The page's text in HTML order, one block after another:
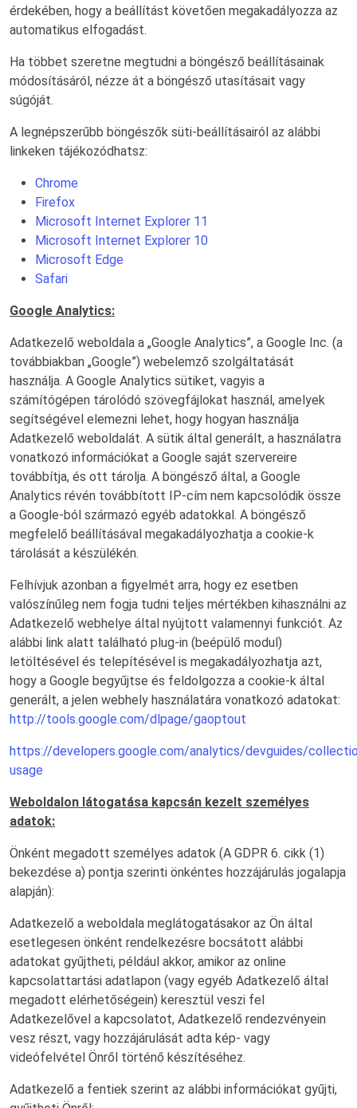
érdekében, hogy a beállítást követően megakadályozza az
automatikus elfogadást.
Ha többet szeretne megtudni a böngésző beállításainak
módosításáról, nézze át a böngésző utasításait vagy
súgóját.
A legnépszerűbb böngészők süti-beállításairól az alábbi
linkeken tájékozódhatsz:
Chrome
Firefox
Microsoft Internet Explorer 11
Microsoft Internet Explorer 10
Microsoft Edge
Safari
Google Analytics:
Adatkezelő weboldala a „Google Analytics”, a Google Inc. (a
továbbiakban „Google”) webelemző szolgáltatását
használja. A Google Analytics sütiket, vagyis a
számítógépen tárolódó szövegfájlokat használ, amelyek
segítségével elemezni lehet, hogy hogyan használja
Adatkezelő weboldalát. A sütik által generált, a használatra
vonatkozó információkat a Google saját szervereire
továbbítja, és ott tárolja. A böngésző által, a Google
Analytics révén továbbított IP-cím nem kapcsolódik össze
a Google-ból származó egyéb adatokkal. A böngésző
megfelelő beállításával megakadályozhatja a cookie-k
tárolását a készülékén.
Felhívjuk azonban a figyelmét arra, hogy ez esetben
valószínűleg nem fogja tudni teljes mértékben kihasználni az
Adatkezelő webhelye által nyújtott valamennyi funkciót. Az
alábbi link alatt található plug-in (beépülő modul)
letöltésével és telepítésével is megakadályozhatja azt,
hogy a Google begyűjtse és feldolgozza a cookie-k által
generált, a jelen webhely használatára vonatkozó adatokat:
http://tools.google.com/dlpage/gaoptout
https://developers.google.com/analytics/devguides/
usage
Weboldalon látogatása kapcsán kezelt személyes
adatok:
Önként megadott személyes adatok (A GDPR 6. cikk (1)
bekezdése a) pontja szerinti önkéntes hozzájárulás jogalapja
alapján):
Adatkezelő a weboldala meglátogatásakor az Ön által
esetlegesen önként rendelkezésre bocsátott alábbi
adatokat gyűjtheti, például akkor, amikor az online
kapcsolattartási adatlapon (vagy egyéb Adatkezelő által
megadott elérhetőségein) keresztül veszi fel
Adatkezelővel a kapcsolatot, Adatkezelő rendezvényein
vesz részt, vagy hozzájárulását adta kép- vagy
videófelvétel Önről történő készítéséhez.
Adatkezelő a fentiek szerint az alábbi információkat gyűjti,